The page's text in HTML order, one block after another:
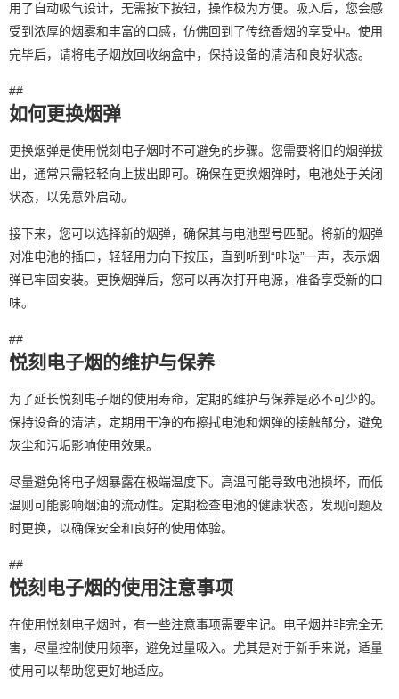
用了自动吸气设计，无需按下按钮，操作极为方便。吸入后，您会感
受到浓厚的烟雾和丰富的口感，仿佛回到了传统香烟的享受中。使用
完毕后，请将电子烟放回收纳盒中，保持设备的清洁和良好状态。
##
如何更换烟弹
更换烟弹是使用悦刻电子烟时不可避免的步骤。您需要将旧的烟弹拔
出，通常只需轻轻向上拔出即可。确保在更换烟弹时，电池处于关闭
状态，以免意外启动。
接下来，您可以选择新的烟弹，确保其与电池型号匹配。将新的烟弹
对准电池的插口，轻轻用力向下按压，直到听到“咔哒”一声，表示烟
弹已牢固安装。更换烟弹后，您可以再次打开电源，准备享受新的口
味。
##
悦刻电子烟的维护与保养
为了延长悦刻电子烟的使用寿命，定期的维护与保养是必不可少的。
保持设备的清洁，定期用干净的布擦拭电池和烟弹的接触部分，避免
灰尘和污垢影响使用效果。
尽量避免将电子烟暴露在极端温度下。高温可能导致电池损坏，而低
温则可能影响烟油的流动性。定期检查电池的健康状态，发现问题及
时更换，以确保安全和良好的使用体验。
##
悦刻电子烟的使用注意事项
在使用悦刻电子烟时，有一些注意事项需要牢记。电子烟并非完全无
害，尽量控制使用频率，避免过量吸入。尤其是对于新手来说，适量
使用可以帮助您更好地适应。